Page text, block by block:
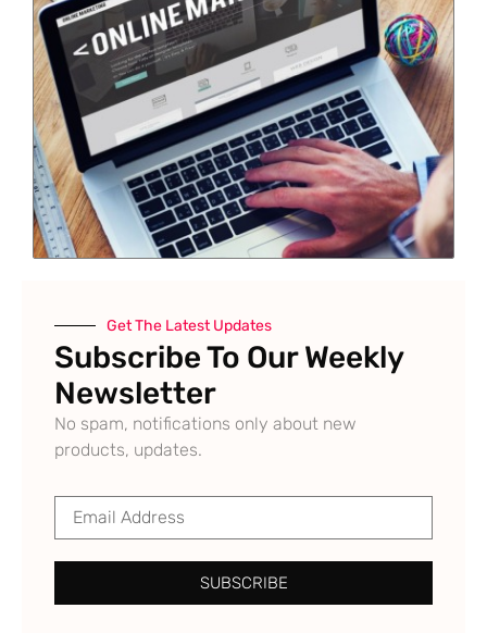
Get The Latest Updates
Subscribe To Our Weekly
Newsletter
No spam, notifications only about new
products, updates.
SUBSCRIBE